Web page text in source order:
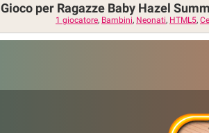
Gioco per Ragazze Baby Hazel
1 giocatore, Bambini, Neonati, HTML5,